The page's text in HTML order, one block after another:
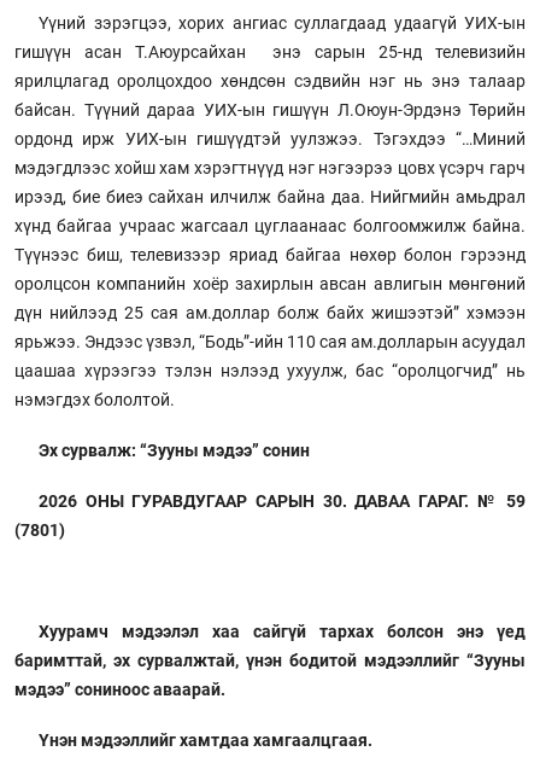
Үүний зэрэгцээ, хорих ангиас суллагдаад удаагүй УИХ-ын
гишүүн асан Т.Аюурсайхан энэ сарын 25-нд телевизийн
ярилцлагад оролцохдоо хөндсөн сэдвийн нэг нь энэ талаар
байсан. Түүний дараа УИХ-ын гишүүн Л.Оюун-Эрдэнэ Төрийн
ордонд ирж УИХ-ын гишүүдтэй уулзжээ. Тэгэхдээ “…Миний
мэдэгдлээс хойш хам хэрэгтнүүд нэг нэгээрээ цовх үсэрч гарч
ирээд, бие биеэ сайхан илчилж байна даа. Нийгмийн амьдрал
хүнд байгаа учраас жагсаал цуглаанаас болгоомжилж байна.
Түүнээс биш, телевизээр яриад байгаа нөхөр болон гэрээнд
оролцсон компанийн хоёр захирлын авсан авлигын мөнгөний
дүн нийлээд 25 сая ам.доллар болж байх жишээтэй” хэмээн
ярьжээ. Эндээс үзвэл, “Бодь”-ийн 110 сая ам.долларын асуудал
цаашаа хүрээгээ тэлэн нэлээд ухуулж, бас “оролцогчид” нь
нэмэгдэх бололтой.
Эх сурвалж: “Зууны мэдээ” сонин
2026 ОНЫ ГУРАВДУГААР САРЫН 30. ДАВАА ГАРАГ. № 59
(7801)
Хуурамч мэдээлэл хаа сайгүй тархах болсон энэ үед
баримттай, эх сурвалжтай, үнэн бодитой мэдээллийг “Зууны
мэдээ” сониноос аваарай.
Үнэн мэдээллийг хамтдаа хамгаалцгаая.